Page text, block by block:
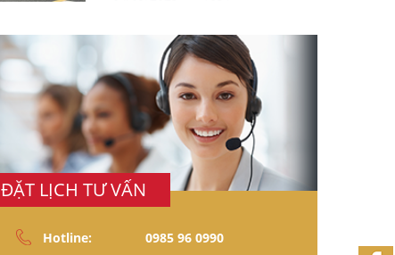
ĐẶT LỊCH TƯ VẤN
Hotline:
0985 96 0990